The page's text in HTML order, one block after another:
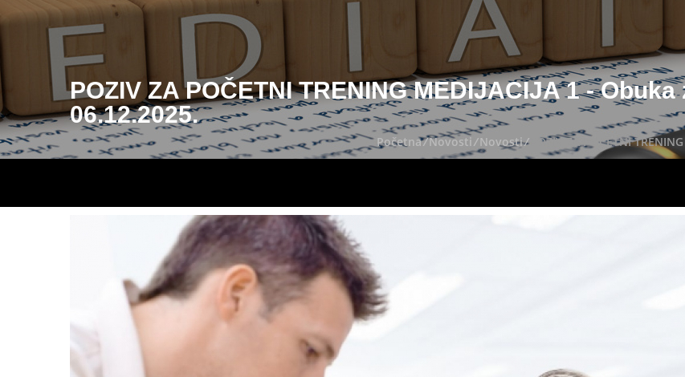
POZIV ZA POČETNI TRENING MEDIJACIJA 1 -
06.12.2025.
Početna/Novosti/Novosti/ POZIV ZA POČETNI